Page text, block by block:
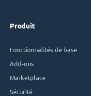
Produit
Fonctionnalités de base
Add-ons
Marketplace
Sécurité